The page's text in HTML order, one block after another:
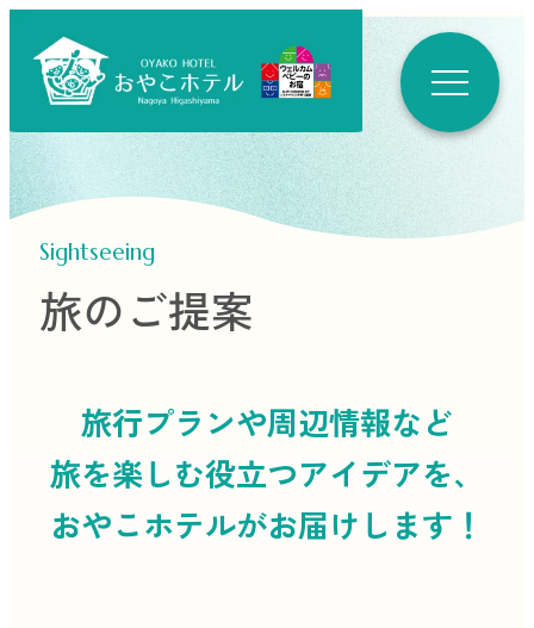
Sightseeing
旅のご提案
旅行プランや周辺情報など
旅を楽しむ役立つアイデアを、
おやこホテルがお届けします！